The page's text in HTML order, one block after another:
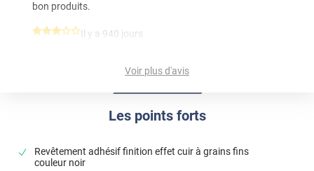
Les points forts
Revêtement adhésif finition effet cuir à grains fins
couleur noir
bon produits.
*****Il y a 940 jours
Commentaire Luminis Films-12/01/2024
Bonjour, Le film que vous avez sélectionné peut être
appliqué sur diverses surfaces. Il suffit de le chauffer
à l'aide d'un décapeur thermique pour le rendre plus
avez également la possibilité de réaliser un test sur un
Voir plus d'avis